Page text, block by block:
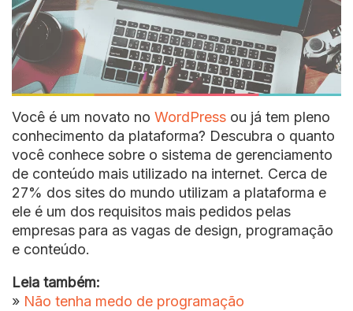
Você é um novato no WordPress ou já tem pleno
conhecimento da plataforma? Descubra o quanto
você conhece sobre o sistema de gerenciamento
de conteúdo mais utilizado na internet. Cerca de
27% dos sites do mundo utilizam a plataforma e
ele é um dos requisitos mais pedidos pelas
empresas para as vagas de design, programação
e conteúdo.
Leia também:
» Não tenha medo de programação